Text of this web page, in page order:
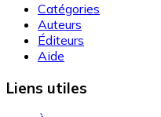
Catégories
Auteurs
Éditeurs
Aide
Liens utiles